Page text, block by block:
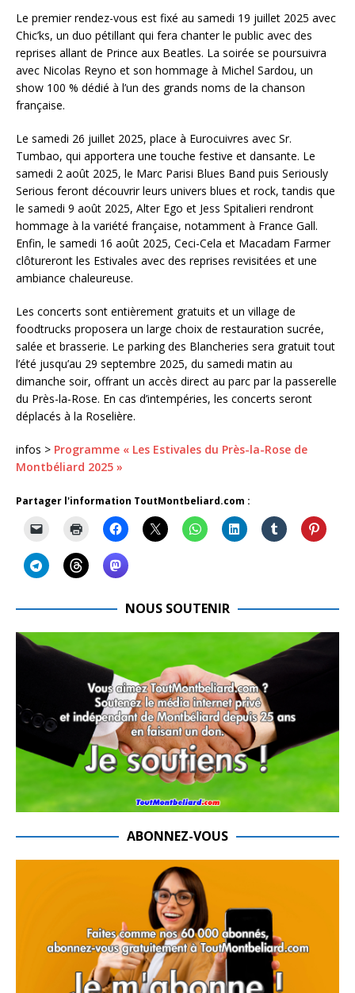
Le premier rendez-vous est fixé au samedi 19 juillet 2025 avec
Chic’ks, un duo pétillant qui fera chanter le public avec des
reprises allant de Prince aux Beatles. La soirée se poursuivra
avec Nicolas Reyno et son hommage à Michel Sardou, un
show 100 % dédié à l’un des grands noms de la chanson
française.
Le samedi 26 juillet 2025, place à Eurocuivres avec Sr.
Tumbao, qui apportera une touche festive et dansante. Le
samedi 2 août 2025, le Marc Parisi Blues Band puis Seriously
Serious feront découvrir leurs univers blues et rock, tandis que
le samedi 9 août 2025, Alter Ego et Jess Spitalieri rendront
hommage à la variété française, notamment à France Gall.
Enfin, le samedi 16 août 2025, Ceci-Cela et Macadam Farmer
clôtureront les Estivales avec des reprises revisitées et une
ambiance chaleureuse.
Les concerts sont entièrement gratuits et un village de
foodtrucks proposera un large choix de restauration sucrée,
salée et brasserie. Le parking des Blancheries sera gratuit tout
l’été jusqu’au 29 septembre 2025, du samedi matin au
dimanche soir, offrant un accès direct au parc par la passerelle
du Près-la-Rose. En cas d’intempéries, les concerts seront
déplacés à la Roselière.
infos > Programme « Les Estivales du Près-la-Rose de
Montbéliard 2025 »
Partager l'information ToutMontbeliard.com :
NOUS SOUTENIR
ABONNEZ-VOUS